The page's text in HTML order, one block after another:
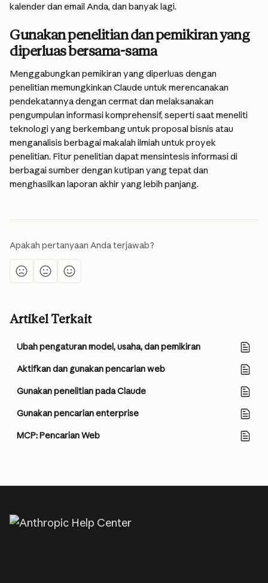
kalender dan email Anda, dan banyak lagi.
Gunakan penelitian dan pemikiran yang
diperluas bersama-sama
Menggabungkan pemikiran yang diperluas dengan
penelitian memungkinkan Claude untuk merencanakan
pendekatannya dengan cermat dan melaksanakan
pengumpulan informasi komprehensif, seperti saat meneliti
teknologi yang berkembang untuk proposal bisnis atau
menganalisis berbagai makalah ilmiah untuk proyek
penelitian. Fitur penelitian dapat mensintesis informasi di
berbagai sumber dengan kutipan yang tepat dan
menghasilkan laporan akhir yang lebih panjang.
Apakah pertanyaan Anda terjawab?
Artikel Terkait
Ubah pengaturan model, usaha, dan pemikiran
Aktifkan dan gunakan pencarian web
Gunakan penelitian pada Claude
Gunakan pencarian enterprise
MCP: Pencarian Web